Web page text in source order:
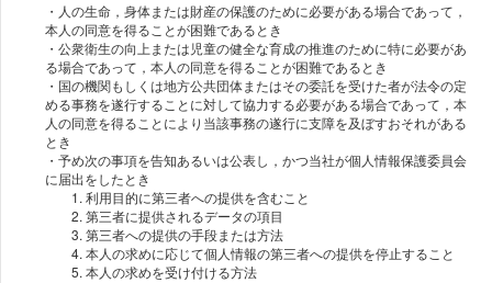
・人の生命，身体または財産の保護のために必要がある場合であって，
本人の同意を得ることが困難であるとき
・公衆衛生の向上または児童の健全な育成の推進のために特に必要があ
る場合であって，本人の同意を得ることが困難であるとき
・国の機関もしくは地方公共団体またはその委託を受けた者が法令の定
める事務を遂行することに対して協力する必要がある場合であって，本
人の同意を得ることにより当該事務の遂行に支障を及ぼすおそれがある
とき
・予め次の事項を告知あるいは公表し，かつ当社が個人情報保護委員会
に届出をしたとき
1. 利用目的に第三者への提供を含むこと
2. 第三者に提供されるデータの項目
3. 第三者への提供の手段または方法
4. 本人の求めに応じて個人情報の第三者への提供を停止すること
5. 本人の求めを受け付ける方法